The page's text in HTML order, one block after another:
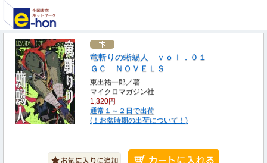
竜斬りの蜥蜴人 ｖｏｌ．０１
ＧＣ ＮＯＶＥＬＳ
東出祐一郎／著
マイクロマガジン社
1,320円
通常１～２日で出荷
(！お盆時期の出荷について！)